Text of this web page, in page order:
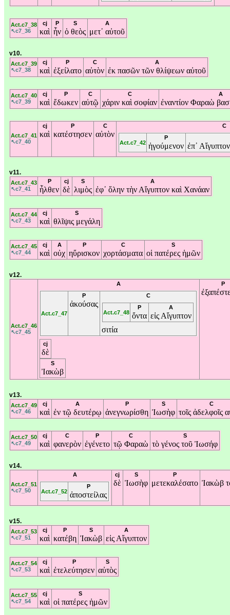
Act.c7_38
↖c7_36
cj
καὶ
P
ἦν
S
ὁ θεὸς
A
μετ᾽ αὐτοῦ
v10.
Act.c7_39
↖c7_38
cj
καὶ
P
ἐξείλατο
C
αὐτὸν
A
ἐκ πασῶν τῶν θλίψεων αὐτοῦ
Act.c7_40
↖c7_39
cj
καὶ
P
ἔδωκεν
C
αὐτῷ
C
χάριν καὶ σοφίαν
A
ἐναντίον Φαραὼ
Act.c7_41
↖c7_40
cj
καὶ
P
κατέστησεν
C
αὐτὸν
C
Act.c7_42
P
ἡγούμενον ἐπ᾽
v11.
Act.c7_43
↖c7_41
P
ἦλθεν
cj
δὲ
S
λιμὸς
A
ἐφ᾽ ὅλην τὴν Αἴγυπτον καὶ Χανάαν
Act.c7_44
↖c7_43
cj
καὶ
S
θλῖψις μεγάλη
Act.c7_45
↖c7_44
cj
καὶ
A
οὐχ
P
ηὕρισκον
C
χορτάσματα
S
οἱ πατέρες ἡμῶν
v12.
Act.c7_46
↖c7_45
A
Act.c7_47
P
ἀκούσας
C
Act.c7_48
P
ὄντα
A
εἰς Αἴγυπτον
σιτία
cj
δὲ
S
Ἰακὼβ
P
v13.
Act.c7_49
↖c7_46
cj
καὶ
A
ἐν τῷ δευτέρῳ
P
ἀνεγνωρίσθη
S
Ἰωσὴφ
C
τοῖς ἀδελφοῖς
Act.c7_50
↖c7_49
cj
καὶ
C
φανερὸν
P
ἐγένετο
C
τῷ Φαραὼ
S
τὸ γένος τοῦ Ἰωσήφ
v14.
Act.c7_51
↖c7_50
A
Act.c7_52
P
ἀποστείλας
cj
δὲ
S
Ἰωσὴφ
P
μετεκαλέσατο Ἰακὼβ
v15.
Act.c7_53
↖c7_51
cj
καὶ
P
κατέβη
S
Ἰακὼβ
A
εἰς Αἴγυπτον
Act.c7_54
↖c7_53
cj
καὶ
P
ἐτελεύτησεν
S
αὐτὸς
Act.c7_55
↖c7_54
cj
καὶ
S
οἱ πατέρες ἡμῶν